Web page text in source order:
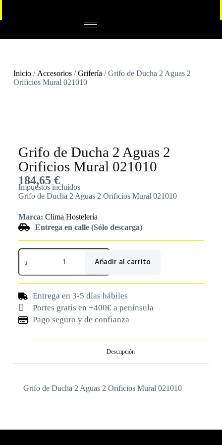
Inicio/ Accesorios/Grifería / Grifo de Ducha 2 Aguas 2
Orificios Mural 021010
Grifo de Ducha 2 Aguas 2
Orificios Mural 021010
184,65 €
Impuestos incluídos
Grifo de Ducha 2 Aguas 2 Orificios Mural 021010
Marca: Clima Hostelería
Entrega en calle (Sólo descarga)
Añadir al carrito
Entrega en 3-5 días hábiles
Portes gratis en +400€ a península
Pago seguro y de confianza
Descripción
Grifo de Ducha 2 Aguas 2 Orificios Mural 021010